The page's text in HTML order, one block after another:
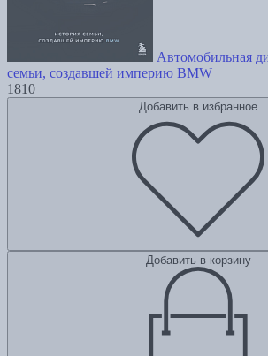
Автомобильная
семьи, создавшей империю BMW
1810
Добавить в избранное
Добавить в корзину